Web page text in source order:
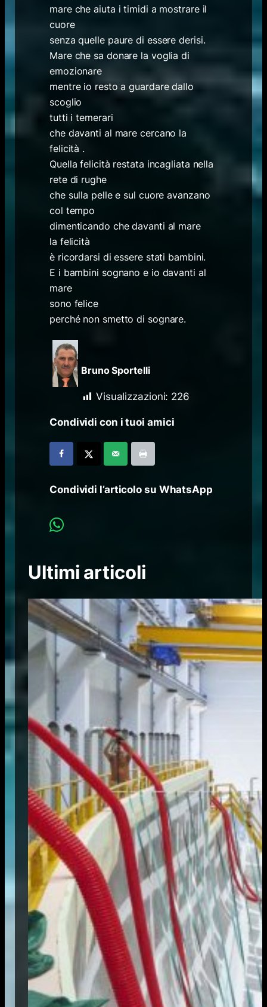
mare che aiuta i timidi a mostrare il
cuore
senza quelle paure di essere derisi.
Mare che sa donare la voglia di
emozionare
mentre io resto a guardare dallo
scoglio
tutti i temerari
che davanti al mare cercano la
felicità .
Quella felicità restata incagliata nella
rete di rughe
che sulla pelle e sul cuore avanzano
col tempo
dimenticando che davanti al mare
la felicità
è ricordarsi di essere stati bambini.
E i bambini sognano e io davanti al
mare
sono felice
perché non smetto di sognare.
Bruno Sportelli
Visualizzazioni: 226
Condividi con i tuoi amici
Condividi l’articolo su WhatsApp
Ultimi articoli